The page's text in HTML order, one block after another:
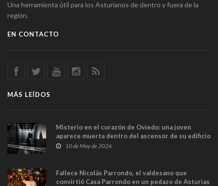
Una herramienta útil para los Asturianos de dentro y fuera de la
región.
EN CONTACTO
MÁS LEÍDOS
Misterio en el corazón de Oviedo: una joven
aparece muerta dentro del ascensor de su edificio
y las cámaras captan sus últimos minutos
10 de May de 2026
Fallece Nicolás Parrondo, el valdesano que
convirtió Casa Parrondo en un pedazo de Asturias